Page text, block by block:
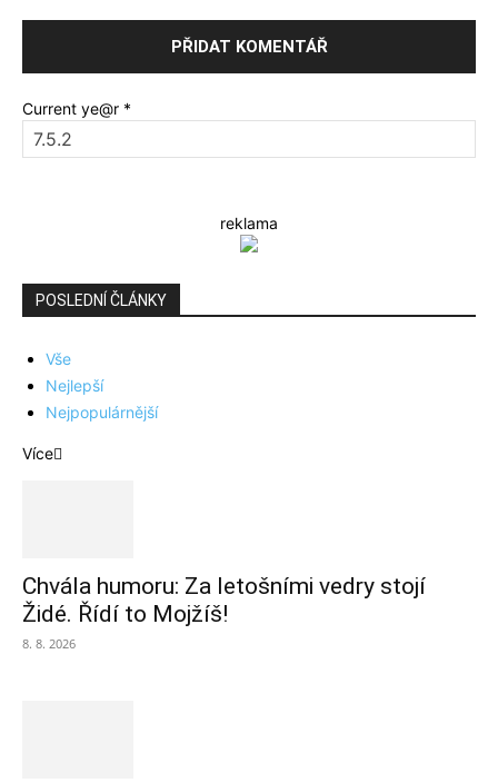
Current ye@r *
reklama
POSLEDNÍ ČLÁNKY
Vše
Nejlepší
Nejpopulárnější
Více
Chvála humoru: Za letošními vedry stojí
Židé. Řídí to Mojžíš!
8. 8. 2026